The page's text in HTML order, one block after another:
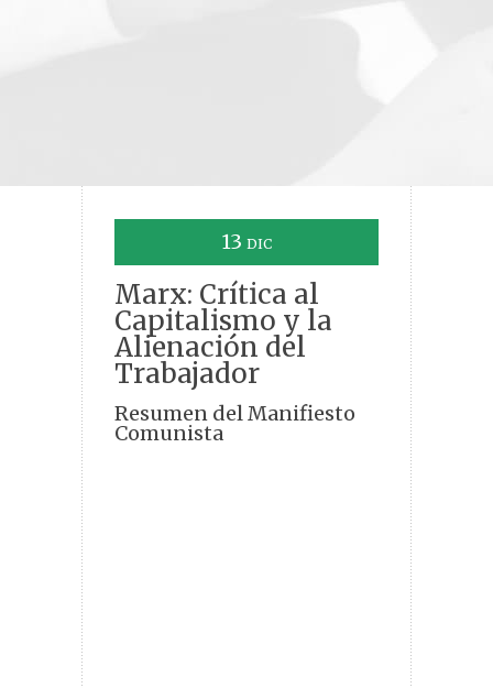
13 DIC
Marx: Crítica al
Capitalismo y la
Alienación del
Trabajador
Resumen del Manifiesto
Comunista